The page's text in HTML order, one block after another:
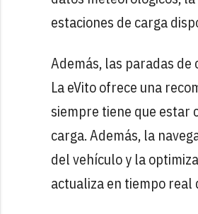
estaciones de carga
Además, las paradas
La eVito ofrece una
siempre tiene que estar
carga. Además, la
del vehículo y la
actualiza en tiempo real